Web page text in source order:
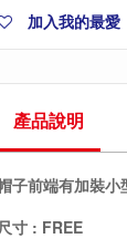
加入我的最愛
產品說明
子前端有加裝小
寸 : FREE